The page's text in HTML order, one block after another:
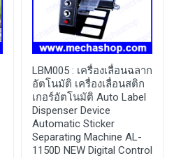
LBM005 : เครื่องเลื่อนฉลาก
อัตโนมัติ เครื่องเลื่อนสติก
เกอร์อัตโนมัติ Auto Label
Dispenser Device
Automatic Sticker
Separating Machine AL-
1150D NEW Digital Control